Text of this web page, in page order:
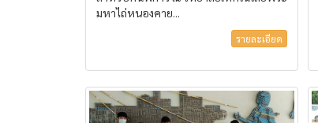
มหาไถ่หนองคาย...
รายละเอียด